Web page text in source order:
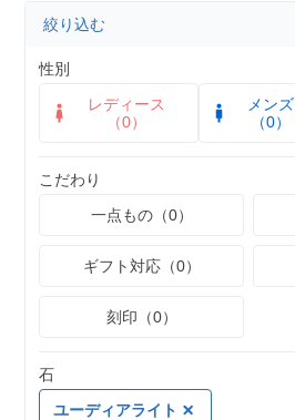
絞り込む
性別
レディース
（0）
メンズ
（0）
こだわり
一点もの（0）
ギフト対応（0）
刻印（0）
石
ユーディアライト